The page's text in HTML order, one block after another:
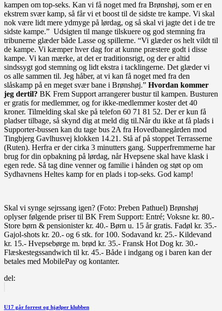
kampen om top-seks. Kan vi få noget med fra Brønshøj, som er en
ekstrem svær kamp, så får vi et boost til de sidste tre kampe. Vi skal
nok være lidt mere ydmyge på lørdag, og så skal vi jagte det i de tre
sidste kampe.” Udsigten til mange tilskuere og god stemning fra
tribunerne glæder både Lasse og spillerne. “Vi glæder os helt vildt til
de kampe. Vi kæmper hver dag for at kunne præstere godt i disse
kampe. Vi kan mærke, at det er traditionsrigt, og der er altid
sindssygt god stemning og lidt ekstra i tacklingerne. Det glæder vi
os alle sammen til. Jeg håber, at vi kan få noget med fra den
slåskamp på en meget svær bane i Brønshøj.” Hvordan kommer
jeg dertil? BK Frem Support arrangerer bustur til kampen. Busturen
er gratis for medlemmer, og for ikke-medlemmer koster det 40
kroner. Tilmelding skal ske på telefon 60 71 81 52. Der er kun få
pladser tilbage, så skynd dig at meld dig til.Når du ikke at få plads i
Supporter-bussen kan du tage bus 2A fra Hovedbanegården mod
Tingbjerg Gavlhusvej klokken 14.21. Stå af på stoppet Terrasserne
(Ruten). Herfra er der cirka 3 minutters gang. Supperfremmerne har
brug for din opbakning på lørdag, når Hvepsene skal have klask i
egen rede. Så tag dine venner og familie i hånden og støt op om
Sydhavnens Heltes kamp for en plads i top-seks. God kamp!
Skal vi synge sejrssang igen? (Foto: Preben Pathuel) Brønshøj
oplyser følgende priser til BK Frem Support: Entré; Voksne kr. 80.-
Store børn & pensionister kr. 40.- Børn u. 15 år gratis. Fadøl kr. 35.-
Gajol-shots kr. 20.- og 6 stk. for 100. Sodavand kr. 25.- Kildevand
kr. 15.- Hvepsebørge m. brød kr. 35.- Fransk Hot Dog kr. 30.-
Flæskestegssandwich til kr. 45.- Både i indgang og i baren kan der
betales med MobilePay og kontanter.
del:
U17 går forrest og hjælper klubben